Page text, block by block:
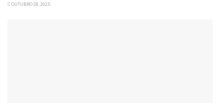
OUTUBRO 28, 2025